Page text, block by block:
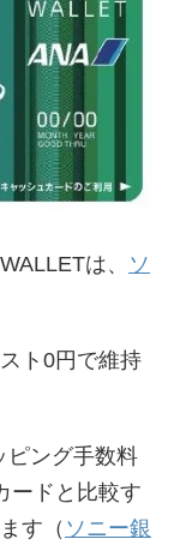
は、 ソ
ト0円で維持
ピング手数料
ードと比較す
す（ ソニー銀